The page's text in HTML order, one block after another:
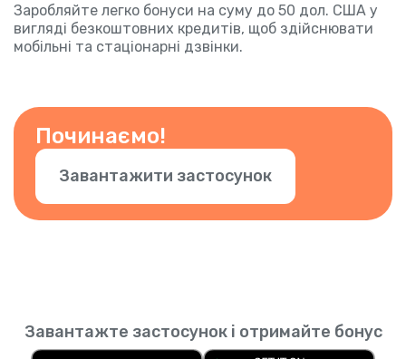
Заробляйте легко бонуси на суму до 50 дол. США у
вигляді безкоштовних кредитів, щоб здійснювати
мобільні та стаціонарні дзвінки.
Починаємо!
Завантажити застосунок
Завантажте застосунок і отримайте бонус